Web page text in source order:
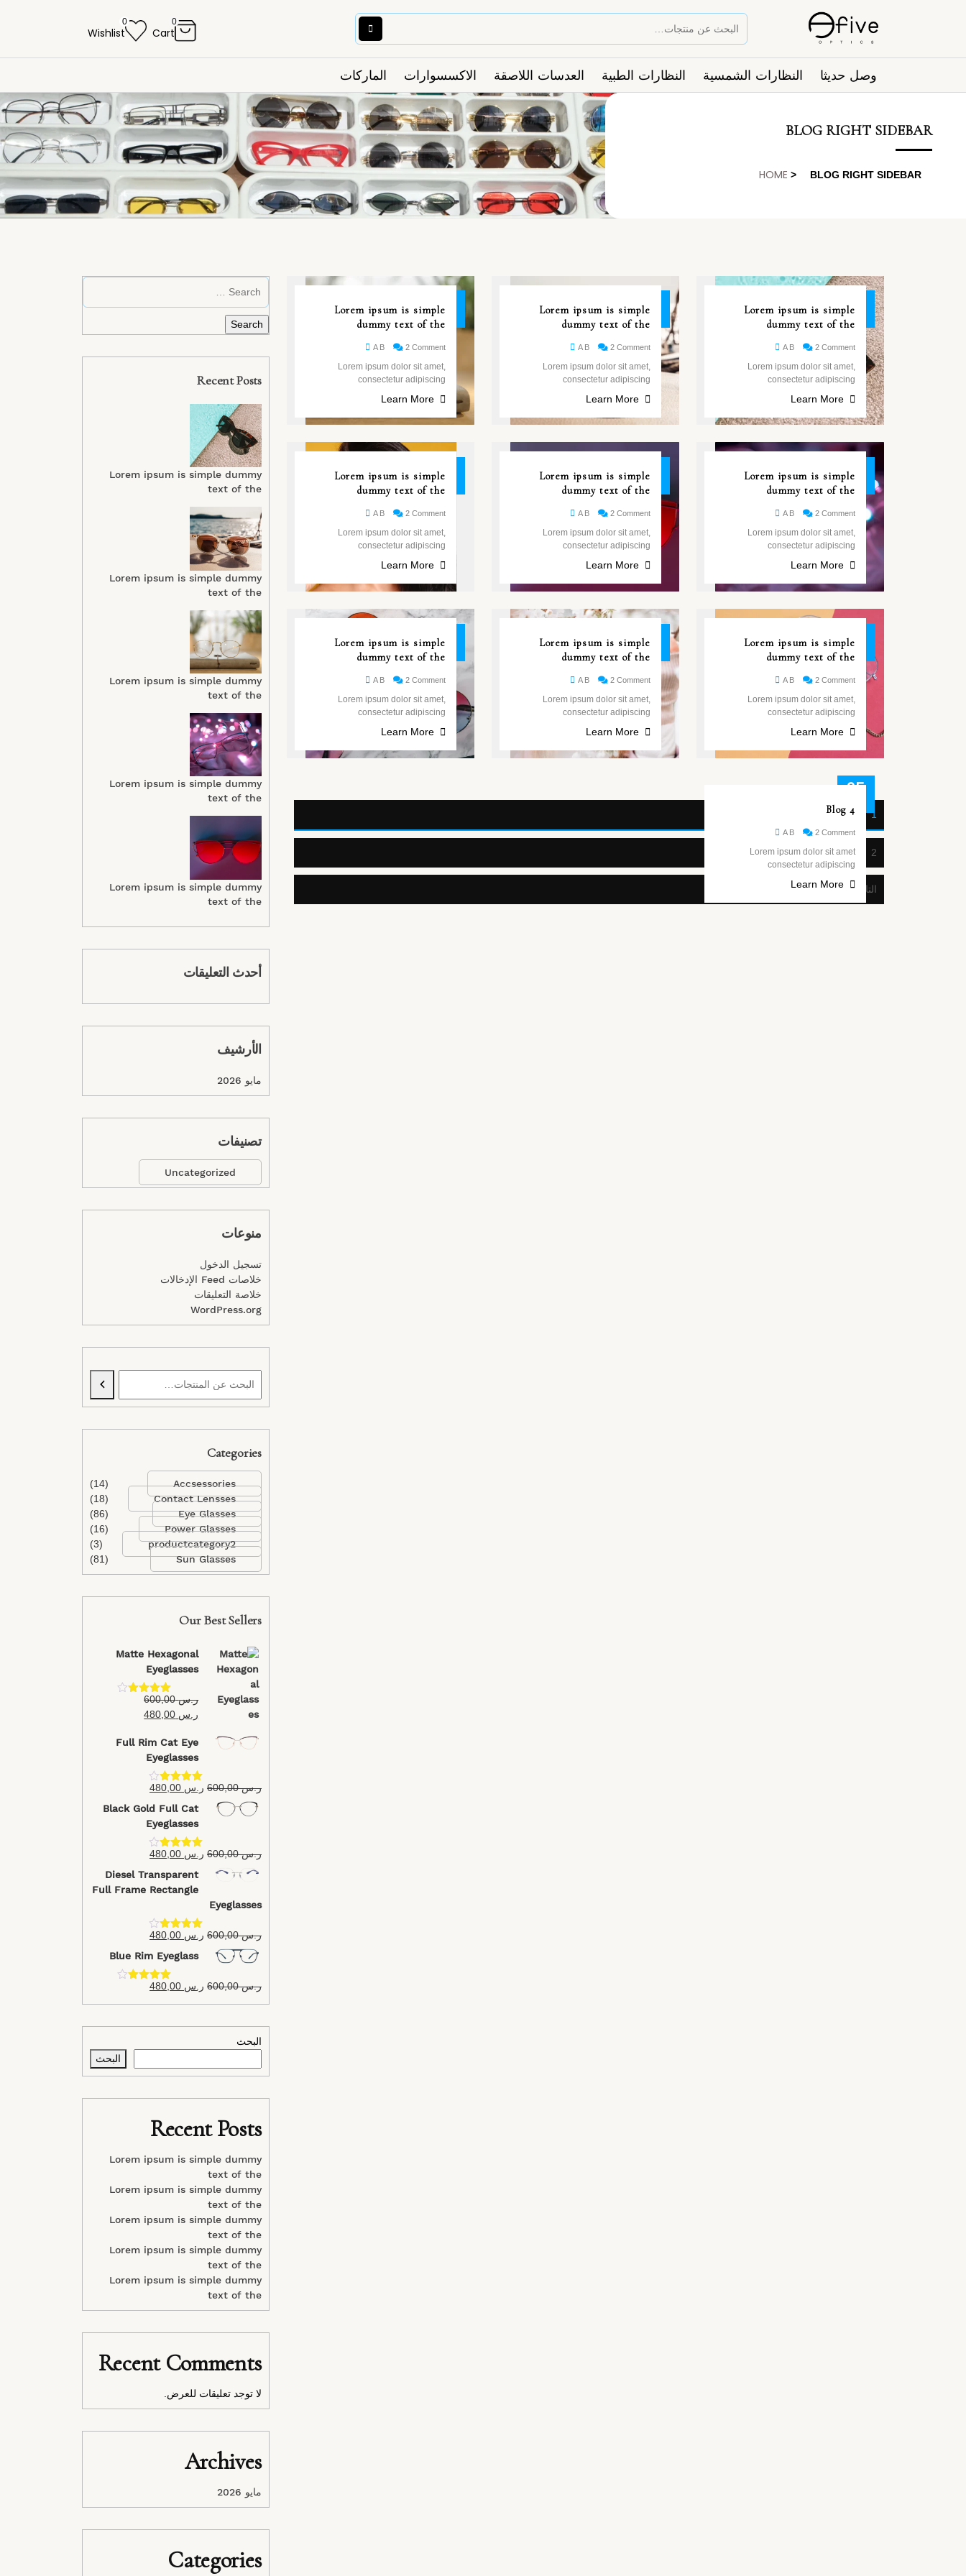
0
Cart
0
Wishlist
وصل حديثا النظارات الشمسية النظارات الطبية العدسات اللاصقة الاكسسوارات الماركات
BLOG RIGHT SIDEBAR
HOME > BLOG RIGHT SIDEBAR
26
Lorem ipsum is simple
dummy text of the
A B 2 Comment
Lorem ipsum dolor sit amet,
consectetur adipiscing
Learn More
26
Lorem ipsum is simple
dummy text of the
A B 2 Comment
Lorem ipsum dolor sit amet,
consectetur adipiscing
Learn More
26
Lorem ipsum is simple
dummy text of the
A B 2 Comment
Lorem ipsum dolor sit amet,
consectetur adipiscing
Learn More
26
مايو
Lorem ipsum is simple
dummy text of the
A B 2 Comment
Lorem ipsum dolor sit amet,
consectetur adipiscing
Learn More
26
مايو
Lorem ipsum is simple
dummy text of the
A B 2 Comment
Lorem ipsum dolor sit amet,
consectetur adipiscing
Learn More
26
مايو
Lorem ipsum is simple
dummy text of the
A B 2 Comment
Lorem ipsum dolor sit amet,
consectetur adipiscing
Learn More
26
مايو
Lorem ipsum is simple
dummy text of the
A B 2 Comment
Lorem ipsum dolor sit amet,
consectetur adipiscing
Learn More
26
مايو
Lorem ipsum is simple
dummy text of the
A B 2 Comment
Lorem ipsum dolor sit amet,
consectetur adipiscing
Learn More
26
مايو
Lorem ipsum is simple
dummy text of the
A B 2 Comment
Lorem ipsum dolor sit amet,
consectetur adipiscing
Learn More
25
Blog 4
A B 2 Comment
Lorem ipsum dolor sit amet
consectetur adipiscing
Learn More
1
2
التالي »
Recent Posts
Lorem ipsum is simple dummy
text of the
Lorem ipsum is simple dummy
text of the
Lorem ipsum is simple dummy
text of the
Lorem ipsum is simple dummy
text of the
Lorem ipsum is simple dummy
text of the
أحدث التعليقات
الأرشيف
مايو 2026
تصنيفات
Uncategorized
منوعات
تسجيل الدخول
خلاصات Feed الإدخالات
خلاصة التعليقات
WordPress.org
Categories
Accsessories
(14)
Contact Lensses
(18)
Eye Glasses
(86)
Power Glasses
(16)
productcategory2
(3)
Sun Glasses
(81)
Our Best Sellers
Matte Hexagonal
Eyeglasses
تم التقييم
4.40من 5
ر.س600,00
ر.س
Full Rim Cat Eye
Eyeglasses
تم التقييم
ر.س600,00 ر.س
Black Gold Full Cat
Eyeglasses
تم التقييم
ر.س600,00 ر.س
Diesel Transparent
Full Frame Rectangle
Eyeglasses
تم التقييم
ر.س600,00 ر.س
Blue Rim Eyeglass
تم التقييم
ر.س600,00 ر.س
البحث
البحث
Recent Posts
Lorem ipsum is simple dummy
text of the
Lorem ipsum is simple dummy
text of the
Lorem ipsum is simple dummy
text of the
Lorem ipsum is simple dummy
text of the
Lorem ipsum is simple dummy
text of the
Recent Comments
لا توجد تعليقات للعرض.
Archives
مايو 2026
Categories